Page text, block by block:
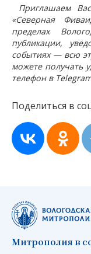
Приглашаем
«Северная
пределах
публикации,
событиях — всю
можете получать
телефон в
Поделиться в
Митрополия в